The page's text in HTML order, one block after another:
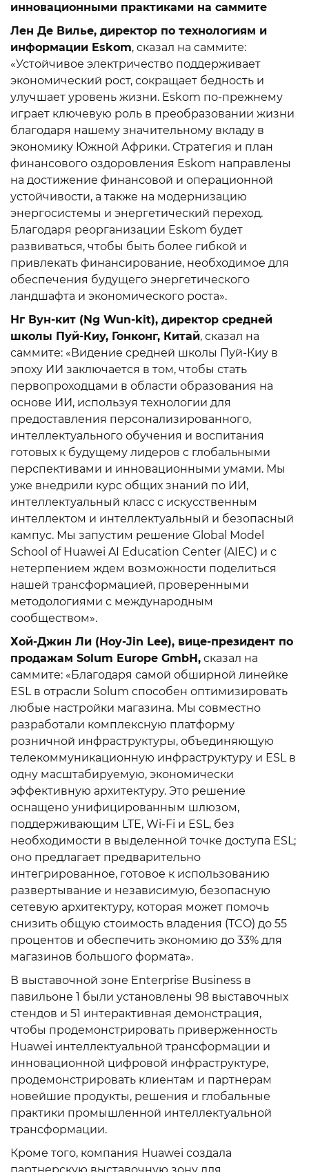
инновационными практиками на саммите
Лен Де Вилье, директор по технологиям и
информации Eskom, сказал на саммите:
«Устойчивое электричество поддерживает
экономический рост, сокращает бедность и
улучшает уровень жизни. Eskom по-прежнему
играет ключевую роль в преобразовании жизни
благодаря нашему значительному вкладу в
экономику Южной Африки. Стратегия и план
финансового оздоровления Eskom направлены
на достижение финансовой и операционной
устойчивости, а также на модернизацию
энергосистемы и энергетический переход.
Благодаря реорганизации Eskom будет
развиваться, чтобы быть более гибкой и
привлекать финансирование, необходимое для
обеспечения будущего энергетического
ландшафта и экономического роста».
Нг Вун-кит (Ng Wun-kit), директор средней
школы Пуй-Киу, Гонконг, Китай, сказал на
саммите: «Видение средней школы Пуй-Киу в
эпоху ИИ заключается в том, чтобы стать
первопроходцами в области образования на
основе ИИ, используя технологии для
предоставления персонализированного,
интеллектуального обучения и воспитания
готовых к будущему лидеров с глобальными
перспективами и инновационными умами. Мы
уже внедрили курс общих знаний по ИИ,
интеллектуальный класс с искусственным
интеллектом и интеллектуальный и безопасный
кампус. Мы запустим решение Global Model
School of Huawei AI Education Center (AIEC) и с
нетерпением ждем возможности поделиться
нашей трансформацией, проверенными
методологиями с международным
сообществом».
Хой-Джин Ли (Hoy-Jin Lee), вице-президент по
продажам Solum Europe GmbH, сказал на
саммите: «Благодаря самой обширной линейке
ESL в отрасли Solum способен оптимизировать
любые настройки магазина. Мы совместно
разработали комплексную платформу
розничной инфраструктуры, объединяющую
телекоммуникационную инфраструктуру и ESL в
одну масштабируемую, экономически
эффективную архитектуру. Это решение
оснащено унифицированным шлюзом,
поддерживающим LTE, Wi-Fi и ESL, без
необходимости в выделенной точке доступа ESL;
оно предлагает предварительно
интегрированное, готовое к использованию
развертывание и независимую, безопасную
сетевую архитектуру, которая может помочь
снизить общую стоимость владения (TCO) до 55
процентов и обеспечить экономию до 33% для
магазинов большого формата».
В выставочной зоне Enterprise Business в
павильоне 1 были установлены 98 выставочных
стендов и 51 интерактивная демонстрация,
чтобы продемонстрировать приверженность
Huawei интеллектуальной трансформации и
инновационной цифровой инфраструктуре,
продемонстрировать клиентам и партнерам
новейшие продукты, решения и глобальные
практики промышленной интеллектуальной
трансформации.
Кроме того, компания Huawei создала